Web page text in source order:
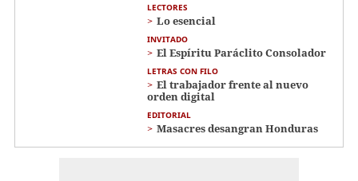
LECTORES
Lo esencial
INVITADO
El Espíritu Paráclito Consolador
LETRAS CON FILO
El trabajador frente al nuevo
orden digital
EDITORIAL
Masacres desangran Honduras